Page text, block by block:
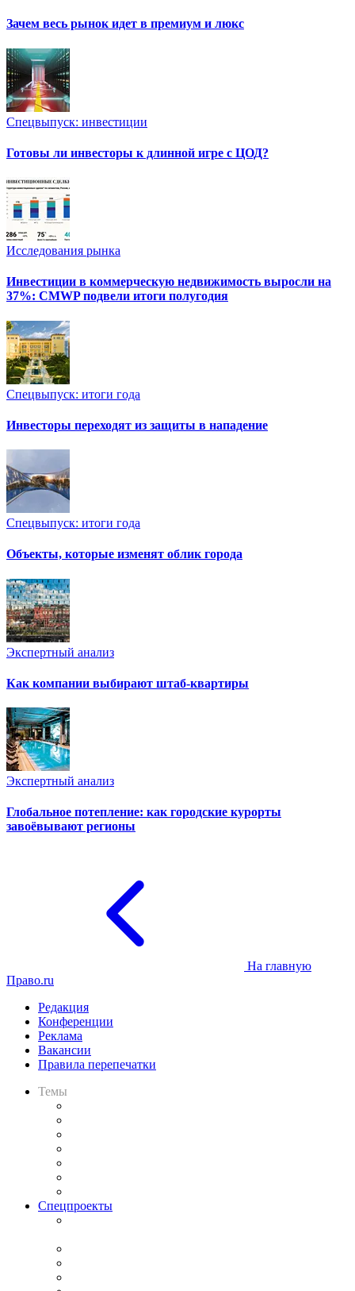
Зачем весь рынок идет в премиум и люкс
Спецвыпуск: инвестиции
Готовы ли инвесторы к длинной игре с ЦОД?
Исследования рынка
Инвестиции в коммерческую недвижимость выросли на
37%: CMWP подвели итоги полугодия
Спецвыпуск: итоги года
Инвесторы переходят из защиты в нападение
Спецвыпуск: итоги года
Объекты, которые изменят облик города
Экспертный анализ
Как компании выбирают штаб-квартиры
Экспертный анализ
Глобальное потепление: как городские курорты
завоёвывают регионы
На главную
Право.ru
Редакция
Конференции
Реклама
Вакансии
Правила перепечатки
Темы
Спецпроекты